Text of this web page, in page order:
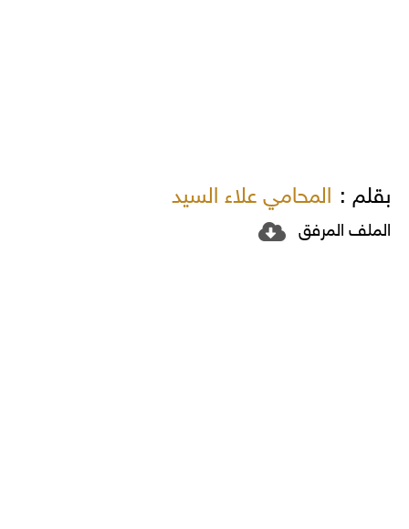
بقلم : المحامي علاء السيد
الملف المرفق